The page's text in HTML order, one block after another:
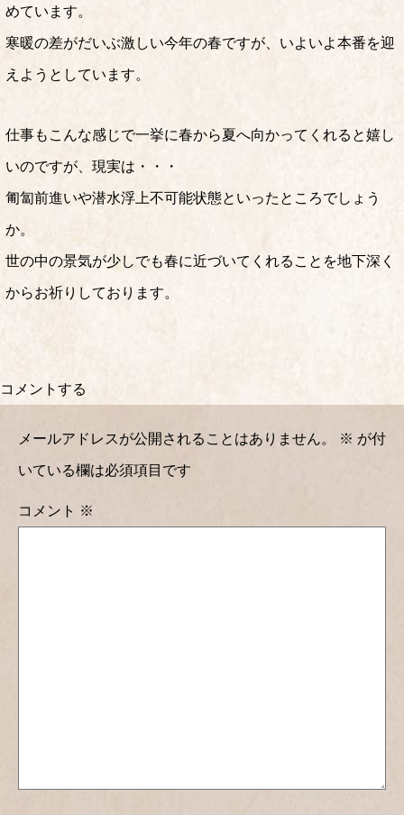
めています。
寒暖の差がだいぶ激しい今年の春ですが、いよいよ本番を迎
えようとしています。
仕事もこんな感じで一挙に春から夏へ向かってくれると嬉し
いのですが、現実は・・・
匍匐前進いや潜水浮上不可能状態といったところでしょう
か。
世の中の景気が少しでも春に近づいてくれることを地下深く
からお祈りしております。
コメントする
メールアドレスが公開されることはありません。 ※ が付
いている欄は必須項目です
コメント ※